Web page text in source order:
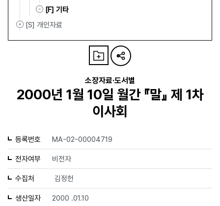
[F] 기타
[S] 개인자료
소장자료·도서별
2000년 1월 10일 월간 『말』 제 1차
이사회
등록번호 MA-02-00004719
전자여부 비전자
수집처 김정헌
생산일자 2000 .01.10